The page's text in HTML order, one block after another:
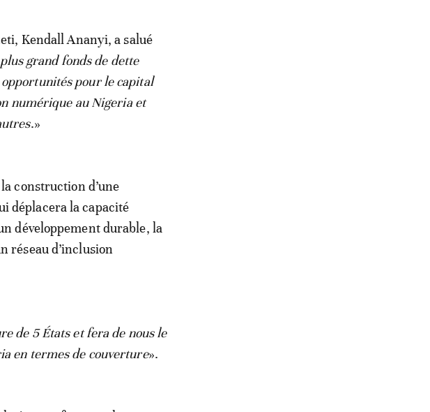
Kendall Ananyi, a salué
grand fonds de dette
pour le capital
numérique au Nigeria et
.»
construction d’une
déplacera la capacité
développement durable, la
réseau d’inclusion
de 5 États et fera de nous le
en termes de couverture».